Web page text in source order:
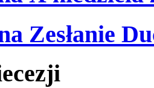
Zesłanie